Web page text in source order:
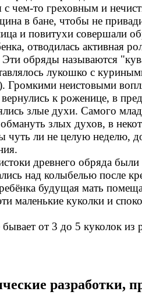
с чем-то греховным и
в бане, чтобы не
и повитухи совершали
отводилась активная
обряды называются
лукошко с
Громкими неистовыми
к роженице, в
злые духи. Самого
злых духов, в
чуть ли не целую неделю,
древнего обряда были
над колыбелью после
будущая мать
маленькие куколки и
от 3 до 5 куколок из
разработки,